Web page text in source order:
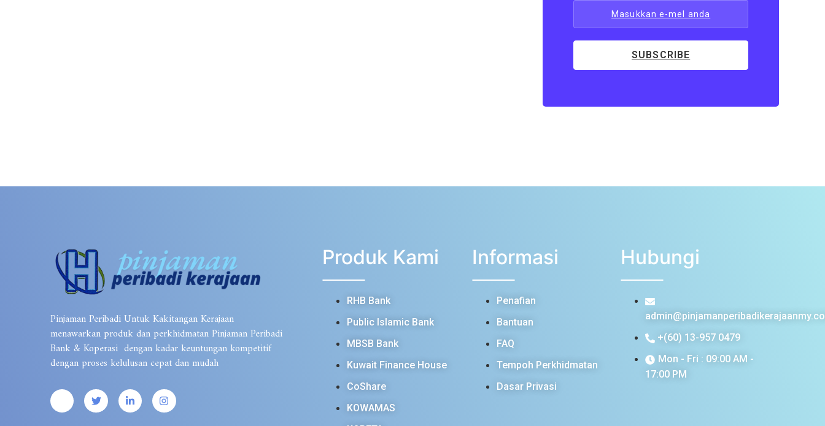
Masukkan e-mel anda
SUBSCRIBE
Pinjaman Peribadi Untuk Kakitangan Kerajaan
menawarkan produk dan perkhidmatan Pinjaman Peribadi
Bank & Koperasi dengan kadar keuntungan kompetitif
dengan proses kelulusan cepat dan mudah
Produk Kami
RHB Bank
Public Islamic Bank
MBSB Bank
Kuwait Finance House
CoShare
KOWAMAS
Informasi
Penafian
Bantuan
FAQ
Tempoh Perkhidmatan
Dasar Privasi
Hubungi
+(60) 13-957 0479
Mon - Fri : 09:00 AM -
17:00 PM